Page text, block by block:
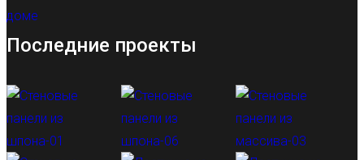
Последние проекты